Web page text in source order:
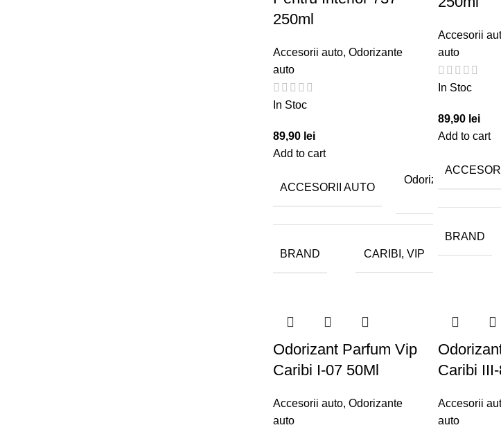
250ml
Accesorii auto, Odorizante
auto
In Stoc
89,90 lei
Add to cart
ACCESORII AUTO
Odorizante
BRAND CARIBI, VIP
Accesorii
auto
In Stoc
89,90 lei
Add to cart
BRAND
Odorizant Parfum Vip
Caribi I-07 50Ml
Accesorii auto, Odorizante
auto
Caribi
Accesorii
auto